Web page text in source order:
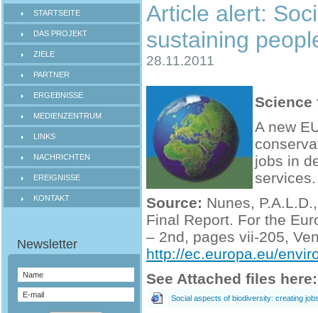
STARTSEITE
DAS PROJEKT
ZIELE
PARTNER
ERGEBNISSE
MEDIENZENTRUM
LINKS
NACHRICHTEN
EREIGNISSE
KONTAKT
Article alert:
sustaining
28.11.2011
Science
A new
jobs in
services.
Source: Nunes,
Final Report. For the
– 2nd, pages vii-205,
http://ec.europa.eu/
See Attached files here:
Social aspects of biodiversity: creating